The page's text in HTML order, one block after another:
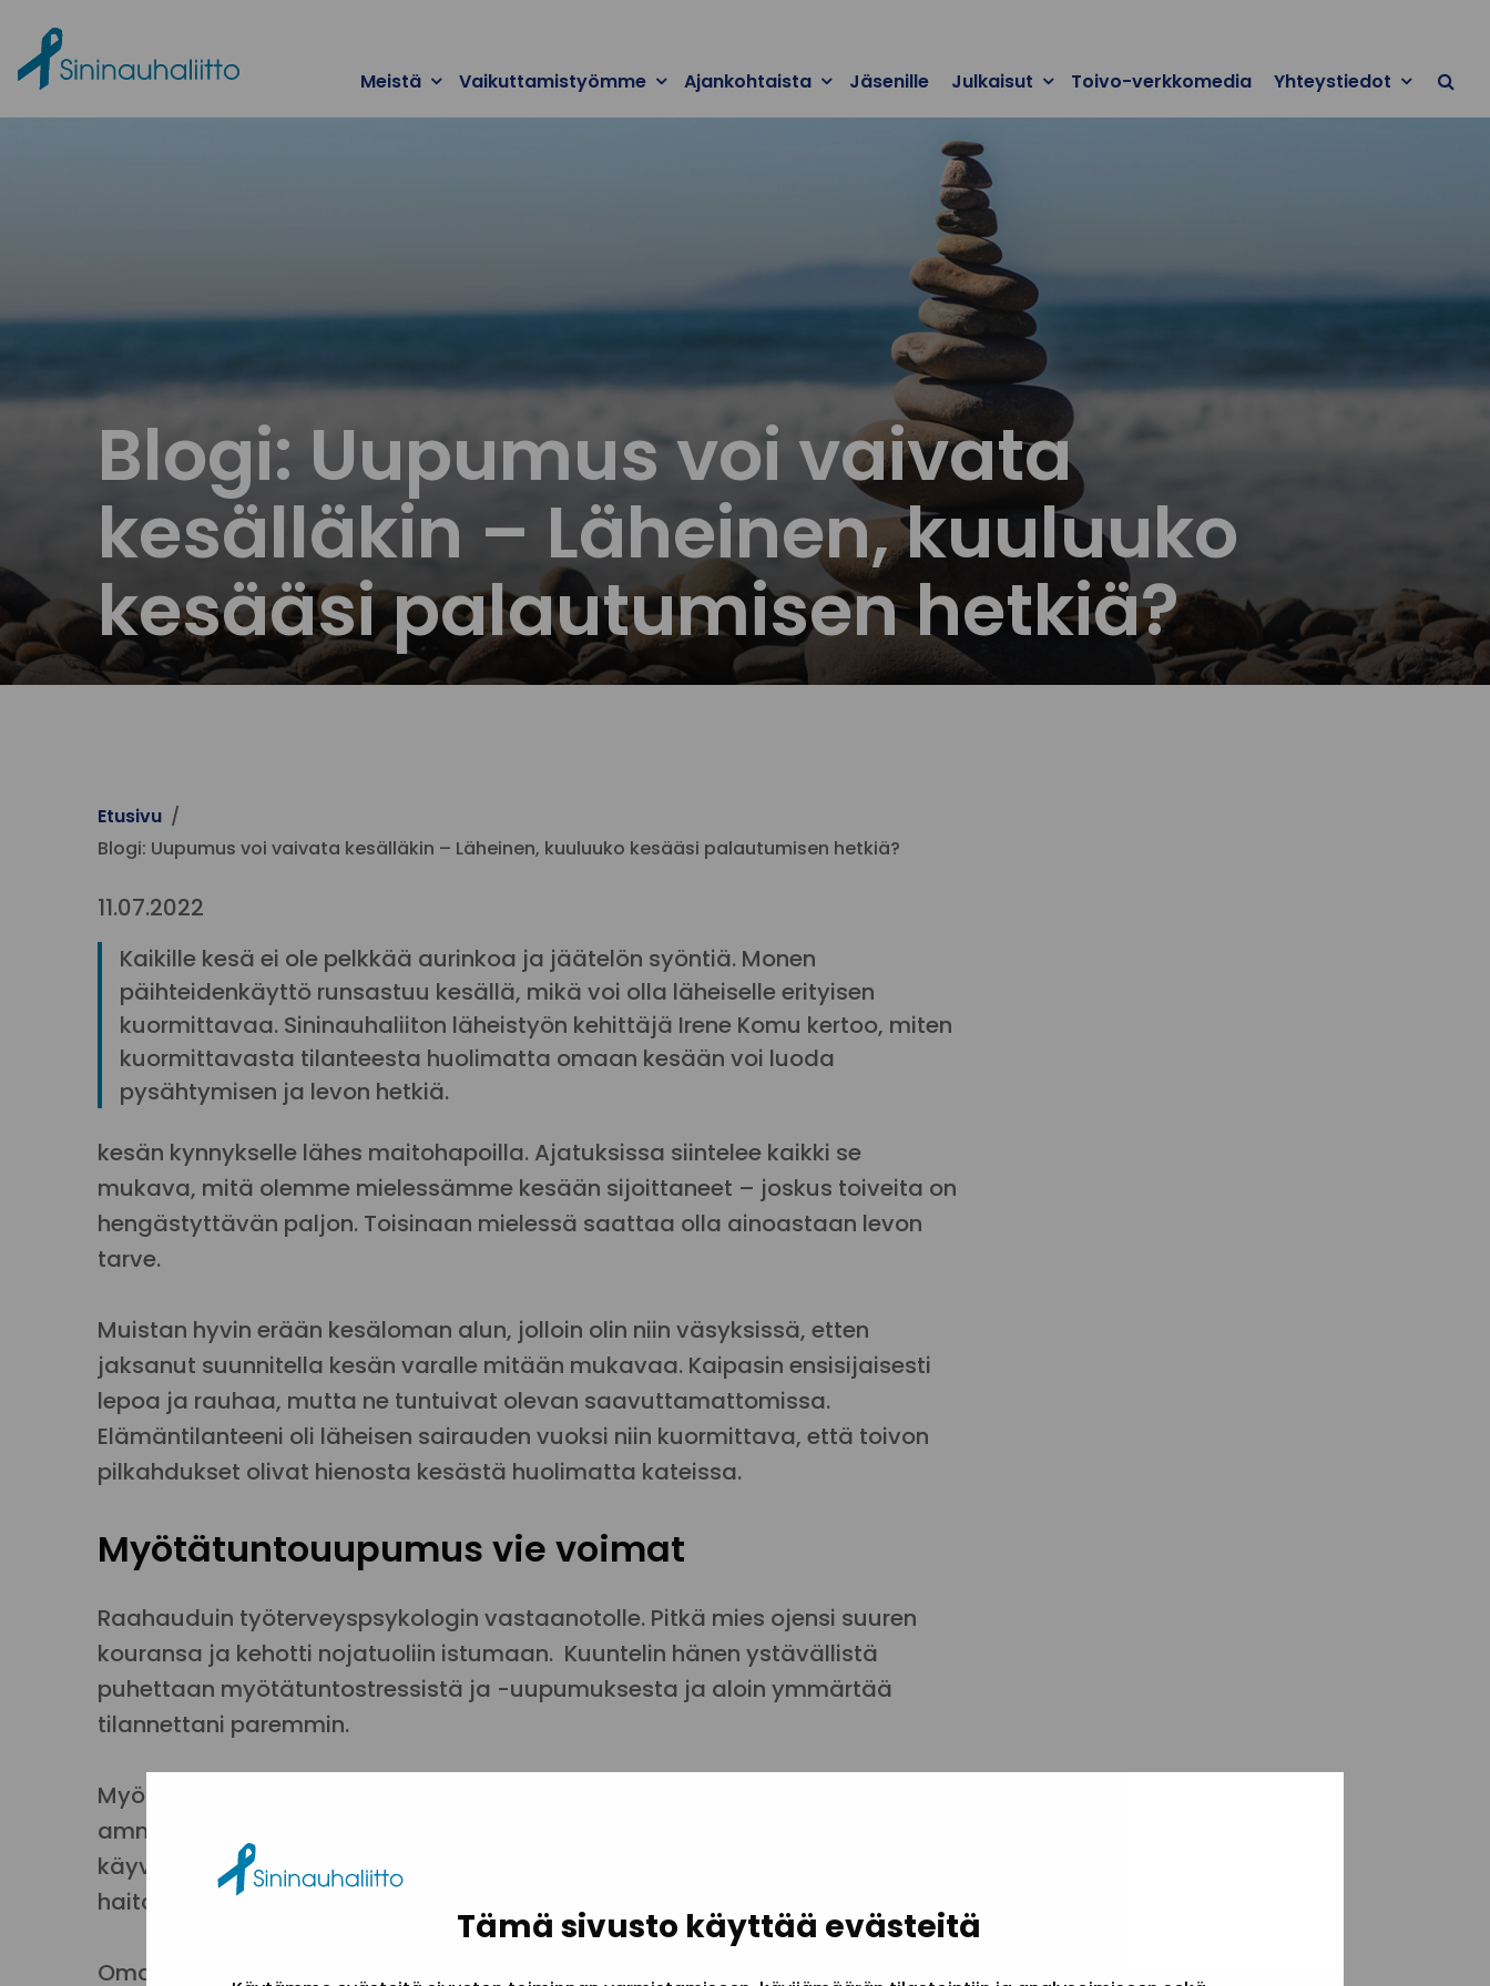
Tämä sivusto käyttää evästeitä
Meistä Vaikuttamistyömme Ajankohtaista Jäsenille Julkaisut Toivo-verkkomedia Yhteystiedot
Blogi: Uupumus voi vaivata
kesälläkin – Läheinen, kuuluuko
kesääsi palautumisen hetkiä?
Etusivu
Blogi: Uupumus voi vaivata kesälläkin – Läheinen, kuuluuko kesääsi palautumisen hetkiä?
11.07.2022
Kaikille kesä ei ole pelkkää aurinkoa ja jäätelön syöntiä. Monen
päihteidenkäyttö runsastuu kesällä, mikä voi olla läheiselle erityisen
kuormittavaa. Sininauhaliiton läheistyön kehittäjä Irene Komu kertoo, miten
kuormittavasta tilanteesta huolimatta omaan kesään voi luoda
pysähtymisen ja levon hetkiä.
kesän kynnykselle lähes maitohapoilla. Ajatuksissa siintelee kaikki se
mukava, mitä olemme mielessämme kesään sijoittaneet – joskus toiveita on
hengästyttävän paljon. Toisinaan mielessä saattaa olla ainoastaan levon
tarve.
Muistan hyvin erään kesäloman alun, jolloin olin niin väsyksissä, etten
jaksanut suunnitella kesän varalle mitään mukavaa. Kaipasin ensisijaisesti
lepoa ja rauhaa, mutta ne tuntuivat olevan saavuttamattomissa.
Elämäntilanteeni oli läheisen sairauden vuoksi niin kuormittava, että toivon
pilkahdukset olivat hienosta kesästä huolimatta kateissa.
Myötätuntouupumus vie voimat
Raahauduin työterveyspsykologin vastaanotolle. Pitkä mies ojensi suuren
kouransa ja kehotti nojatuoliin istumaan. Kuuntelin hänen ystävällistä
puhettaan myötätuntostressistä ja -uupumuksesta ja aloin ymmärtää
tilannettani paremmin.
Myötätuntouupumus yhdistetään yleensä auttamistyötä tekevän
ammattilaisen tunnekuormitukseen. Samankaltaisia tunteita ja yli voimien
käyvää kuormitusta voivat kokea esimerkiksi omaishoitajat ja päihteitä
haitallisesti käyttävien läheiset.
Oman vaikeutensa päihteidenkäyttäjän läheisen tilanteeseen tuo se, että